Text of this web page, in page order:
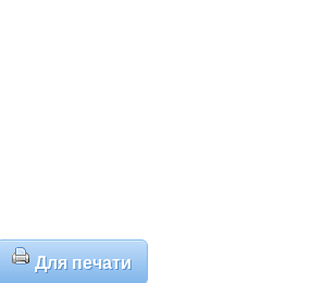
Для печати